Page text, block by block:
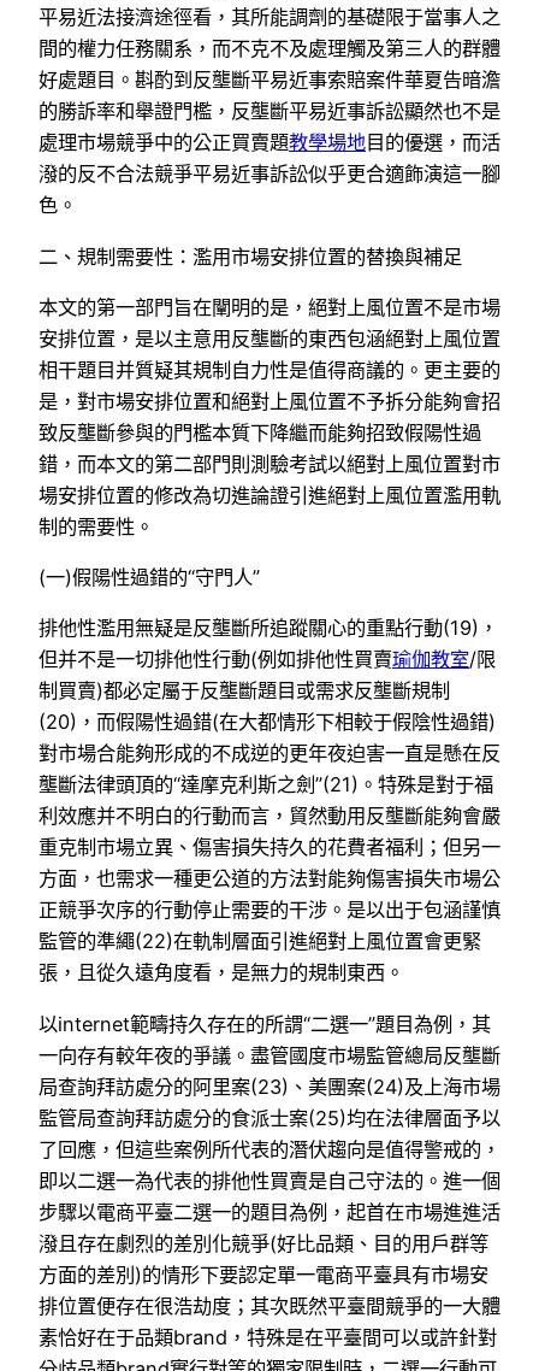
平易近法接濟途徑看，其所能調劑的基礎限于當事人之
間的權力任務關系，而不克不及處理觸及第三人的群體
好處題目。斟酌到反壟斷平易近事索賠案件華夏告暗澹
的勝訴率和舉證門檻，反壟斷平易近事訴訟顯然也不是
處理市場競爭中的公正買賣題教學場地目的優選，而活
潑的反不合法競爭平易近事訴訟似乎更合適飾演這一腳
色。
二、規制需要性：濫用市場安排位置的替換與補足
本文的第一部門旨在闡明的是，絕對上風位置不是市場
安排位置，是以主意用反壟斷的東西包涵絕對上風位置
相干題目并質疑其規制自力性是值得商議的。更主要的
是，對市場安排位置和絕對上風位置不予拆分能夠會招
致反壟斷參與的門檻本質下降繼而能夠招致假陽性過
錯，而本文的第二部門則測驗考試以絕對上風位置對市
場安排位置的修改為切進論證引進絕對上風位置濫用軌
制的需要性。
(一)假陽性過錯的“守門人”
排他性濫用無疑是反壟斷所追蹤關心的重點行動(19)，
但并不是一切排他性行動(例如排他性買賣瑜伽教室/限
制買賣)都必定屬于反壟斷題目或需求反壟斷規制
(20)，而假陽性過錯(在大都情形下相較于假陰性過錯)
對市場合能夠形成的不成逆的更年夜迫害一直是懸在反
壟斷法律頭頂的“達摩克利斯之劍”(21)。特殊是對于福
利效應并不明白的行動而言，貿然動用反壟斷能夠會嚴
重克制市場立異、傷害損失持久的花費者福利；但另一
方面，也需求一種更公道的方法對能夠傷害損失市場公
正競爭次序的行動停止需要的干涉。是以出于包涵謹慎
監管的準繩(22)在軌制層面引進絕對上風位置會更緊
張，且從久遠角度看，是無力的規制東西。
以internet範疇持久存在的所謂“二選一”題目為例，其
一向存有較年夜的爭議。盡管國度市場監管總局反壟斷
局查詢拜訪處分的阿里案(23)、美團案(24)及上海市場
監管局查詢拜訪處分的食派士案(25)均在法律層面予以
了回應，但這些案例所代表的潛伏趨向是值得警戒的，
即以二選一為代表的排他性買賣是自己守法的。進一個
步驟以電商平臺二選一的題目為例，起首在市場進進活
潑且存在劇烈的差別化競爭(好比品類、目的用戶群等
方面的差別)的情形下要認定單一電商平臺具有市場安
排位置便存在很浩劫度；其次既然平臺間競爭的一大體
素恰好在于品類brand，特殊是在平臺間可以或許針對